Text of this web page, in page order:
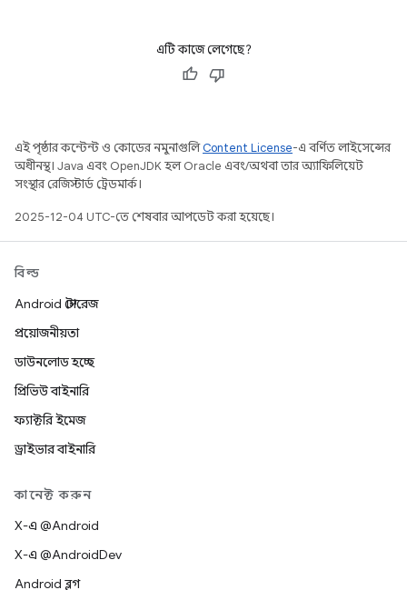
এটি কাজে লেগেছে?
এই পৃষ্ঠার কন্টেন্ট ও কোডের নমুনাগুলিContent License-এ বর্ণিত লাইসেন্সের
অধীনস্থ। Java এবং OpenJDK হল Oracle এবং/অথবা তার অ্যাফিলিয়েট
সংস্থার রেজিস্টার্ড ট্রেডমার্ক।
2025-12-04 UTC-তে শেষবার আপডেট করা হয়েছে।
বিল্ড
Android স্টোরেজ
প্রয়োজনীয়তা
ডাউনলোড হচ্ছে
প্রিভিউ বাইনারি
ফ্যাক্টরি ইমেজ
ড্রাইভার বাইনারি
কানেক্ট করুন
X-এ @Android
X-এ @AndroidDev
Android ব্লগ